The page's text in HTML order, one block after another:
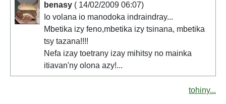
benasy ( 14/02/2009 06:07)
Io volana io manodoka indraindray...
Mbetika izy feno,mbetika izy tsinana, mbetika
tsy tazana!!!!
Nefa izay toetrany izay mihitsy no mainka
itiavan'ny olona azy!...
tohiny...